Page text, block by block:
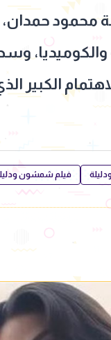
حمدان،
فيلم شمشون